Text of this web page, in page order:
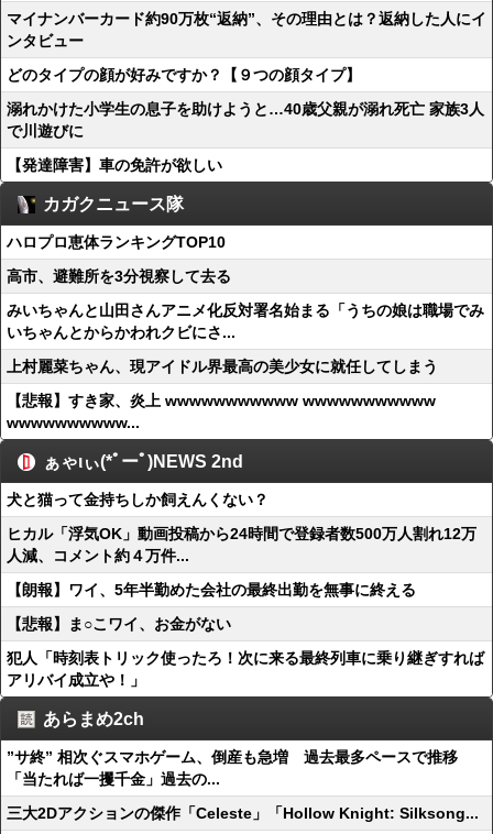
マイナンバーカード約90万枚“返納”、その理由とは？返納した人にイ
ンタビュー
どのタイプの顔が好みですか？【９つの顔タイプ】
溺れかけた小学生の息子を助けようと…40歳父親が溺れ死亡 家族3人
で川遊びに
【発達障害】車の免許が欲しい
カガクニュース隊
ハロプロ恵体ランキングTOP10
高市、避難所を3分視察して去る
みいちゃんと山田さんアニメ化反対署名始まる「うちの娘は職場でみ
いちゃんとからかわれクビにさ...
上村麗菜ちゃん、現アイドル界最高の美少女に就任してしまう
【悲報】すき家、炎上 wwwwwwwwwww wwwwwwwwwww
wwwwwwwwww...
ぁゃιぃ(*ﾟーﾟ)NEWS 2nd
犬と猫って金持ちしか飼えんくない？
ヒカル「浮気OK」動画投稿から24時間で登録者数500万人割れ12万
人減、コメント約４万件...
【朗報】ワイ、5年半勤めた会社の最終出勤を無事に終える
【悲報】ま○こワイ、お金がない
犯人「時刻表トリック使ったろ！次に来る最終列車に乗り継ぎすれば
アリバイ成立や！」
あらまめ2ch
”サ終” 相次ぐスマホゲーム、倒産も急増 過去最多ペースで推移
「当たれば一攫千金」過去の...
三大2Dアクションの傑作「Celeste」「Hollow Knight: Silksong...